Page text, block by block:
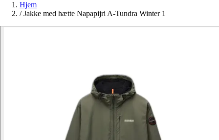
Hjem
/ Jakke med hætte Napapijri A-Tundra Winter 1